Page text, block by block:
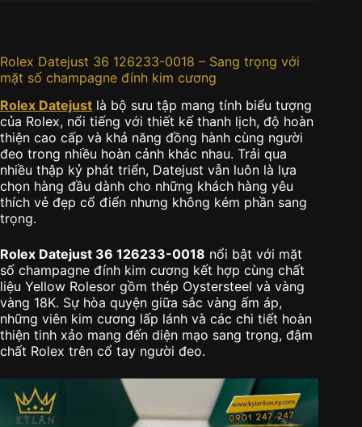
Rolex Datejust 36 126233-0018 – Sang trọng với
mặt số champagne đính kim cương
Rolex Datejust là bộ sưu tập mang tính biểu tượng
của Rolex, nổi tiếng với thiết kế thanh lịch, độ hoàn
thiện cao cấp và khả năng đồng hành cùng người
đeo trong nhiều hoàn cảnh khác nhau. Trải qua
nhiều thập kỷ phát triển, Datejust vẫn luôn là lựa
chọn hàng đầu dành cho những khách hàng yêu
thích vẻ đẹp cổ điển nhưng không kém phần sang
trọng.
Rolex Datejust 36 126233-0018 nổi bật với mặt
số champagne đính kim cương kết hợp cùng chất
liệu Yellow Rolesor gồm thép Oystersteel và vàng
vàng 18K. Sự hòa quyện giữa sắc vàng ấm áp,
những viên kim cương lấp lánh và các chi tiết hoàn
thiện tinh xảo mang đến diện mạo sang trọng, đậm
chất Rolex trên cổ tay người đeo.